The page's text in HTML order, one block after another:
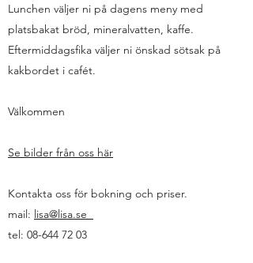
Lunchen väljer ni på dagens meny med
platsbakat bröd, mineralvatten, kaffe.
Eftermiddagsfika väljer ni önskad sötsak på
kakbordet i cafét.
Välkommen
Se bilder från oss här
Kontakta oss för bokning och priser.
mail: lisa@lisa.se
tel: 08-644 72 03